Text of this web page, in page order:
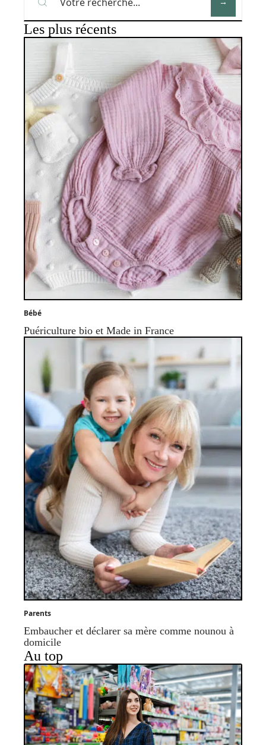
Les plus récents
Bébé
Puériculture bio et Made in France
Parents
Embaucher et déclarer sa mère comme nounou à
domicile
Au top